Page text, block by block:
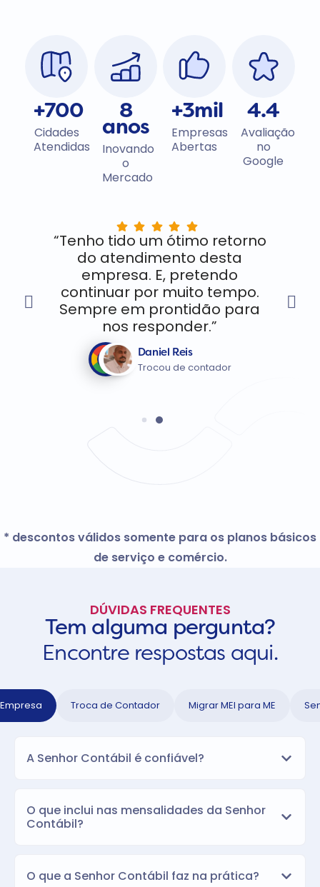
+700
Cidades
Atendidas
8
anos
Inovando
o
Mercado
+3mil
Empresas
Abertas
4.4
Avaliação
no
Google
“Tenho tido um ótimo retorno
do atendimento desta
empresa. E, pretendo
continuar por muito tempo.
Sempre em prontidão para
nos responder.”
Daniel Reis
Trocou de contador
* descontos válidos somente para os planos básicos
de serviço e comércio.
DÚVIDAS FREQUENTES
Tem alguma pergunta?
Encontre respostas aqui.
Troca de Contador Migrar MEI para ME
A Senhor Contábil é confiável?
O que inclui nas mensalidades da Senhor
Contábil?
O que a Senhor Contábil faz na prática?